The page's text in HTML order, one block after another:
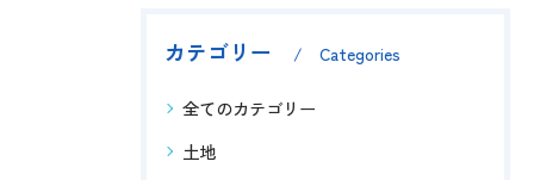
カテゴリー Categories
全てのカテゴリー
土地